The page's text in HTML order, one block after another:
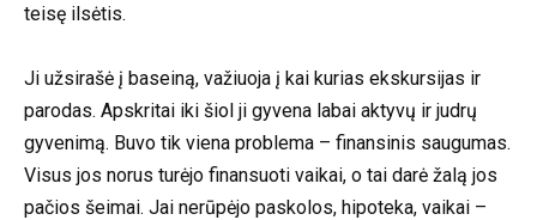
teisę ilsėtis.
Ji užsirašė į baseiną, važiuoja į kai kurias ekskursijas ir
parodas. Apskritai iki šiol ji gyvena labai aktyvų ir judrų
gyvenimą. Buvo tik viena problema – finansinis saugumas.
Visus jos norus turėjo finansuoti vaikai, o tai darė žalą jos
pačios šeimai. Jai nerūpėjo paskolos, hipoteka, vaikai –